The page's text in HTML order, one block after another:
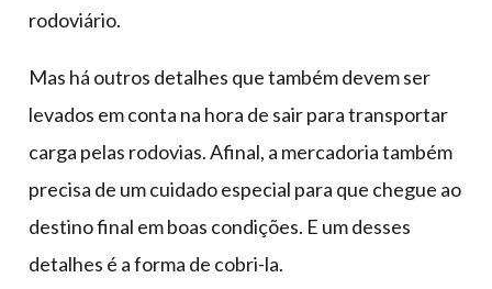
rodoviário.
Mas há outros detalhes que também devem ser
levados em conta na hora de sair para transportar
carga pelas rodovias. Afinal, a mercadoria também
precisa de um cuidado especial para que chegue ao
destino final em boas condições. E um desses
detalhes é a forma de cobri-la.